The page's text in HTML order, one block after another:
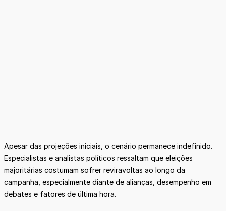
Apesar das projeções iniciais, o cenário permanece indefinido.
Especialistas e analistas políticos ressaltam que eleições
majoritárias costumam sofrer reviravoltas ao longo da
campanha, especialmente diante de alianças, desempenho em
debates e fatores de última hora.